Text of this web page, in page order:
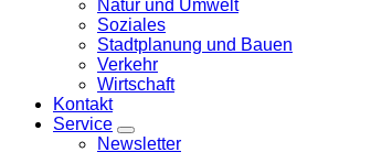
Natur und Umwelt
Soziales
Stadtplanung und Bauen
Verkehr
Wirtschaft
Kontakt
Service
Zeige
Untermenü
Newsletter